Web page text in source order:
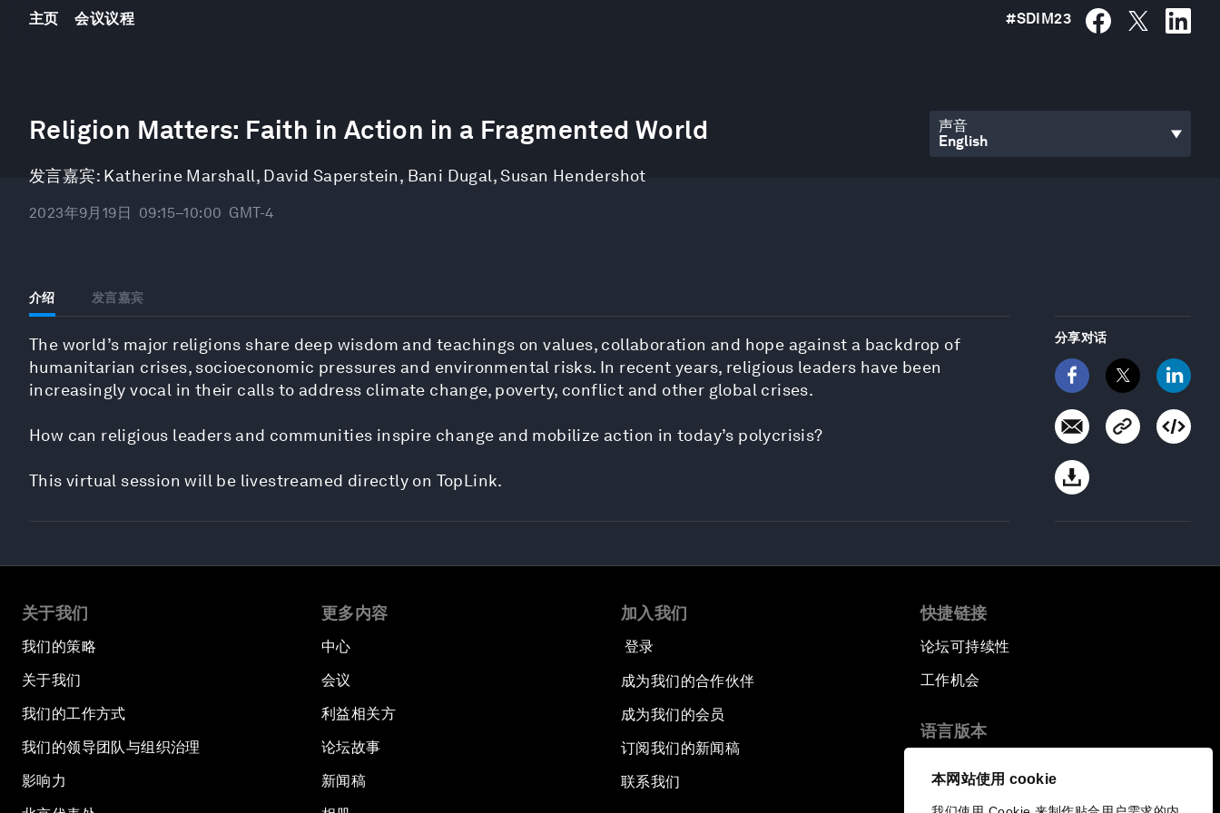
本网站使用 cookie
主页 会议议程 #SDIM23
Religion Matters: Faith in Action in a Fragmented World
发言嘉宾: Katherine Marshall, David Saperstein, Bani Dugal,Susan Hendershot
2023年9月19日 09:15–10:00 GMT-4
声音
介绍 发言嘉宾
The world’s major religions share deep wisdom and teachings on values, collaboration and hope against a backdrop of
humanitarian crises, socioeconomic pressures and environmental risks. In recent years, religious leaders have been
increasingly vocal in their calls to address climate change, poverty, conflict and other global crises.
How can religious leaders and communities inspire change and mobilize action in today’s polycrisis?
This virtual session will be livestreamed directly on TopLink.
分享对话
seconds
of
59
seconds
Volume
关于我们
我们的策略
关于我们
我们的工作方式
我们的领导团队与组织治理
影响力
更多内容
中心
会议
利益相关方
论坛故事
新闻稿
加入我们
登录
成为我们的合作伙伴
成为我们的会员
订阅我们的新闻稿
联系我们
快捷链接
论坛可持续性
工作机会
语言版本